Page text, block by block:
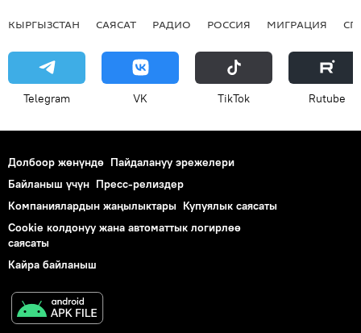
КЫРГЫЗСТАН САЯСАТ РАДИО РОССИЯ МИГРАЦИЯ
Telegram VK ТikТоk Rutube
Долбоор жөнүндө Пайдалануу эрежелери
Байланыш үчүн Пресс-релиздер
Компаниялардын жаңылыктары Купуялык саясаты
Cookie колдонуу жана автоматтык логирлөө
саясаты
Кайра байланыш